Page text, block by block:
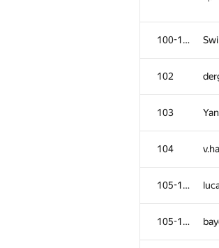
100-101
102
103
104
105-106
105-106